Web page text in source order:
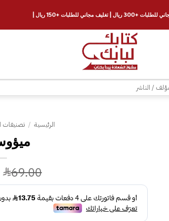
الرئيسية / تصنيفات
69.00
ريال | تغليف مجاني للطلبات +150 ريال |